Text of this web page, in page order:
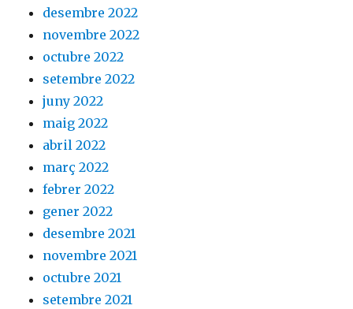
desembre 2022
novembre 2022
octubre 2022
setembre 2022
juny 2022
maig 2022
abril 2022
març 2022
febrer 2022
gener 2022
desembre 2021
novembre 2021
octubre 2021
setembre 2021